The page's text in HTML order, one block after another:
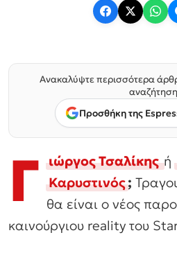
Ανακαλύψτε περισσότερα
Προσθήκη της
Γ ιώργος Τσαλίκης ή
Καρυστινός;
θα είναι ο νέος
καινούργιου reality του